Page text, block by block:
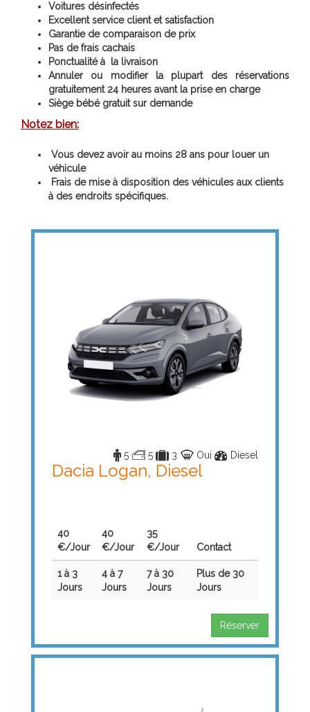
Voitures désinfectés
Excellent service client et satisfaction
Garantie de comparaison de prix
Pas de frais cachais
Ponctualité à la livraison
Annuler ou modifier la plupart des réservations
gratuitement 24 heures avant la prise en charge
Siège bébé gratuit sur demande
Notez bien:
Vous devez avoir au moins 28 ans pour louer un
véhicule
Frais de mise à disposition des véhicules aux clients
à des endroits spécifiques.
5 5 3 Oui Diesel
Dacia Logan, Diesel
40
€/Jour
40
€/Jour
35
€/Jour
Contact
1 à 3
Jours
4 à 7
Jours
7 à 30
Jours
Plus de 30
Jours
Réserver